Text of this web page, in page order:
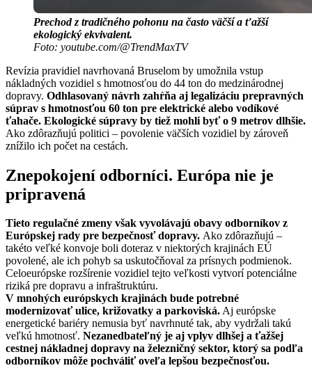
Prechod z tradičného pohonu na často väčší a ťažší
ekologický ekvivalent.
Foto: youtube.com/@TrendMaxTV
Revízia pravidiel navrhovaná Bruselom by umožnila vstup
nákladných vozidiel s hmotnosťou do 44 ton do medzinárodnej
dopravy. Odhlasovaný návrh zahŕňa aj legalizáciu prepravných
súprav s hmotnosťou 60 ton pre elektrické alebo vodíkové
ťahače. Ekologické súpravy by tiež mohli byť o 9 metrov dlhšie.
Ako zdôrazňujú politici – povolenie väčších vozidiel by zároveň
znížilo ich počet na cestách.
Znepokojení odborníci. Európa nie je
pripravená
Tieto regulačné zmeny však vyvolávajú obavy odborníkov z
Európskej rady pre bezpečnosť dopravy. Ako zdôrazňujú –
takéto veľké konvoje boli doteraz v niektorých krajinách EÚ
povolené, ale ich pohyb sa uskutočňoval za prísnych podmienok.
Celoeurópske rozšírenie vozidiel tejto veľkosti vytvorí potenciálne
riziká pre dopravu a infraštruktúru.
V mnohých európskych krajinách bude potrebné
modernizovať ulice, križovatky a parkoviská.Aj európske
energetické bariéry nemusia byť navrhnuté tak, aby vydržali takú
veľkú hmotnosť. Nezanedbateľný je aj vplyv dlhšej a ťažšej
cestnej nákladnej dopravy na železničný sektor, ktorý sa podľa
odborníkov môže pochváliť oveľa lepšou bezpečnosťou.